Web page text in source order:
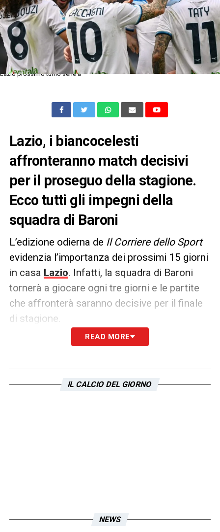
Lazio prossimo turno serie a
Lazio, i biancocelesti
affronteranno match decisivi
per il proseguo della stagione.
Ecco tutti gli impegni della
squadra di Baroni
L’edizione odierna de Il Corriere dello Sport
evidenzia l’importanza dei prossimi 15 giorni
in casa Lazio. Infatti, la squadra di Baroni
tornerà a giocare ogni tre giorni e le partite
che affronterà saranno decisive per il finale
di stagione.
Si comincia sabato contro ilVenezia
martedì 25 febbraio per i quarti di Coppa
READ MORE
IL CALCIO DEL GIORNO
NEWS